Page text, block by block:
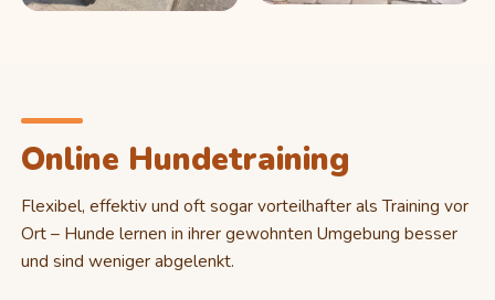
Online Hundetraining
Flexibel, effektiv und oft sogar vorteilhafter als Training vor
Ort – Hunde lernen in ihrer gewohnten Umgebung besser
und sind weniger abgelenkt.